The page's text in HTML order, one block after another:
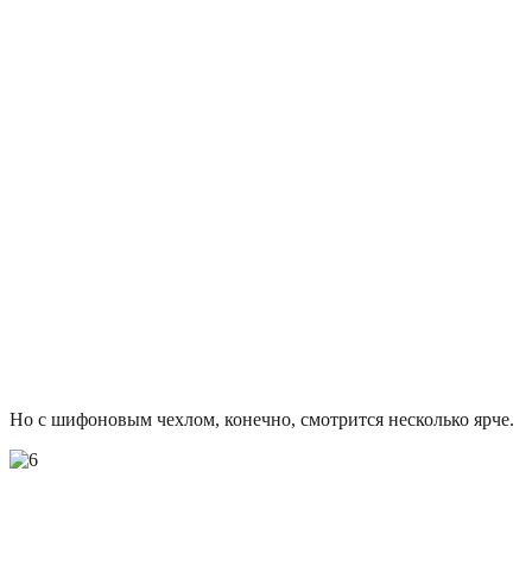
Но с шифоновым чехлом, конечно, смотрится несколько ярче.